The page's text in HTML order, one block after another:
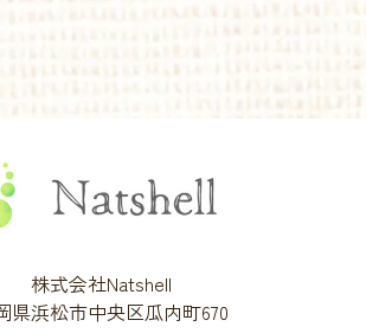
株式会社Natshell
県浜松市中央区瓜内町670